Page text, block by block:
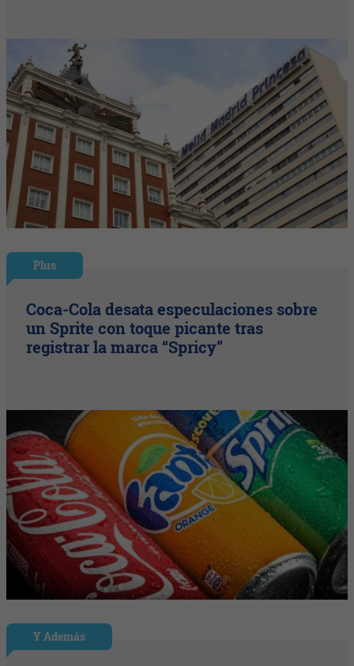
Plus
Coca-Cola desata especulaciones sobre
un Sprite con toque picante tras
registrar la marca “Spricy”
Y Además